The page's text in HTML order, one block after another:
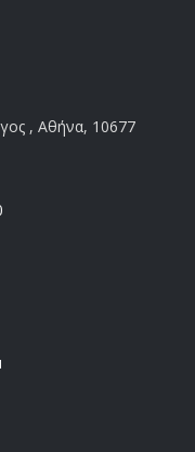
, Αθήνα, 10677